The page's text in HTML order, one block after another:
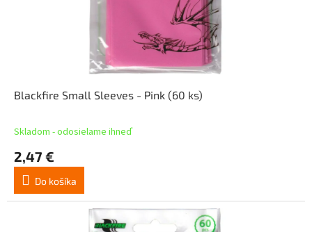
Blackfire Small Sleeves - Pink (60 ks)
Skladom - odosielame ihneď
2,47 €
Do košíka